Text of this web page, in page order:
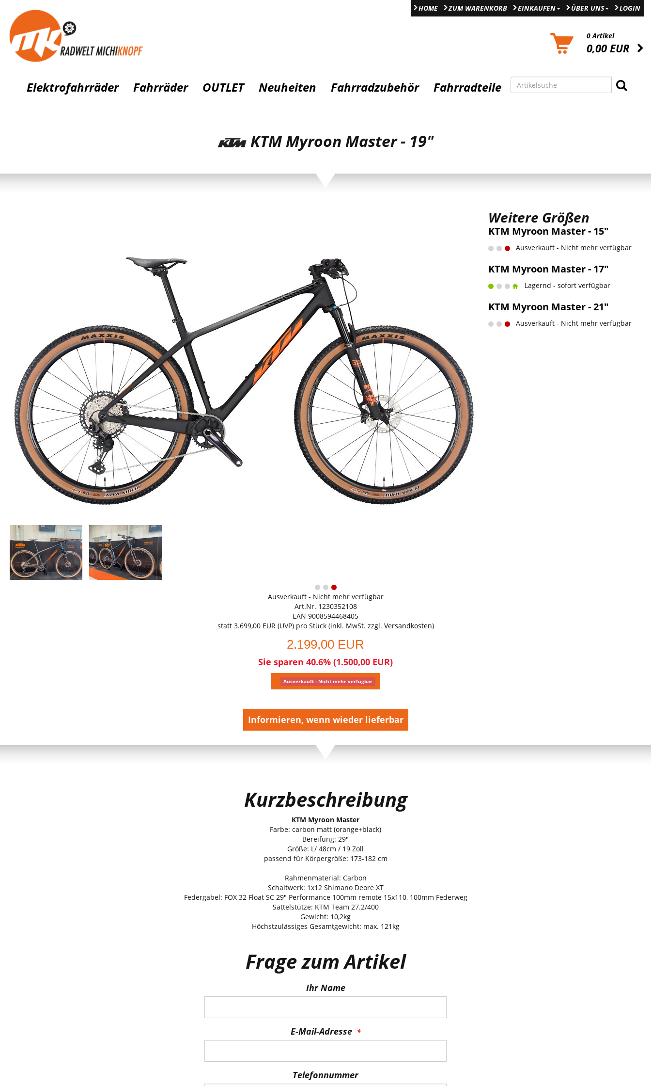
LOGIN
HOME ZUM WARENKORB EINKAUFEN ÜBER UNS
0 Artikel
0,00 EUR
Elektrofahrräder Fahrräder OUTLET Neuheiten Fahrradzubehör Fahrradteile
KTM Myroon Master - 19"
Weitere Größen
KTM Myroon Master - 15"
Ausverkauft - Nicht mehr verfügbar
KTM Myroon Master - 17"
Lagernd - sofort verfügbar
KTM Myroon Master - 21"
Ausverkauft - Nicht mehr verfügbar
Ausverkauft - Nicht mehr verfügbar
Art.Nr. 1230352108
EAN 9008594468405
statt 3.699,00 EUR (UVP) pro Stück (inkl. MwSt. zzgl. Versandkosten)
2.199,00 EUR
Sie sparen 40.6% (1.500,00 EUR)
Ausverkauft - Nicht mehr verfügbar
Informieren, wenn wieder lieferbar
Kurzbeschreibung
KTM Myroon Master
Farbe: carbon matt (orange+black)
Bereifung: 29"
Größe: L/ 48cm / 19 Zoll
passend für Körpergröße: 173-182 cm
Rahmenmaterial: Carbon
Schaltwerk: 1x12 Shimano Deore XT
Federgabel: FOX 32 Float SC 29" Performance 100mm remote 15x110, 100mm Federweg
Sattelstütze: KTM Team 27.2/400
Gewicht: 10,2kg
Höchstzulässiges Gesamtgewicht: max. 121kg
Frage zum Artikel
Ihr Name
E-Mail-Adresse
Telefonnummer